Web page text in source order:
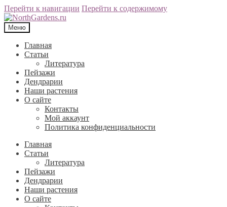
Перейти к навигации Перейти к содержимому
Меню
Главная
Статьи
Литература
Пейзажи
Дендрарии
Наши растения
О сайте
Контакты
Мой аккаунт
Политика конфиденциальности
Главная
Статьи
Литература
Пейзажи
Дендрарии
Наши растения
О сайте